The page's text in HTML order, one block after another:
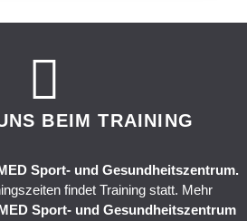
BEIM TRAINING
Sport- und Gesundheitszentrum.
findet Training statt. Mehr
Sport- und Gesundheitszentrum